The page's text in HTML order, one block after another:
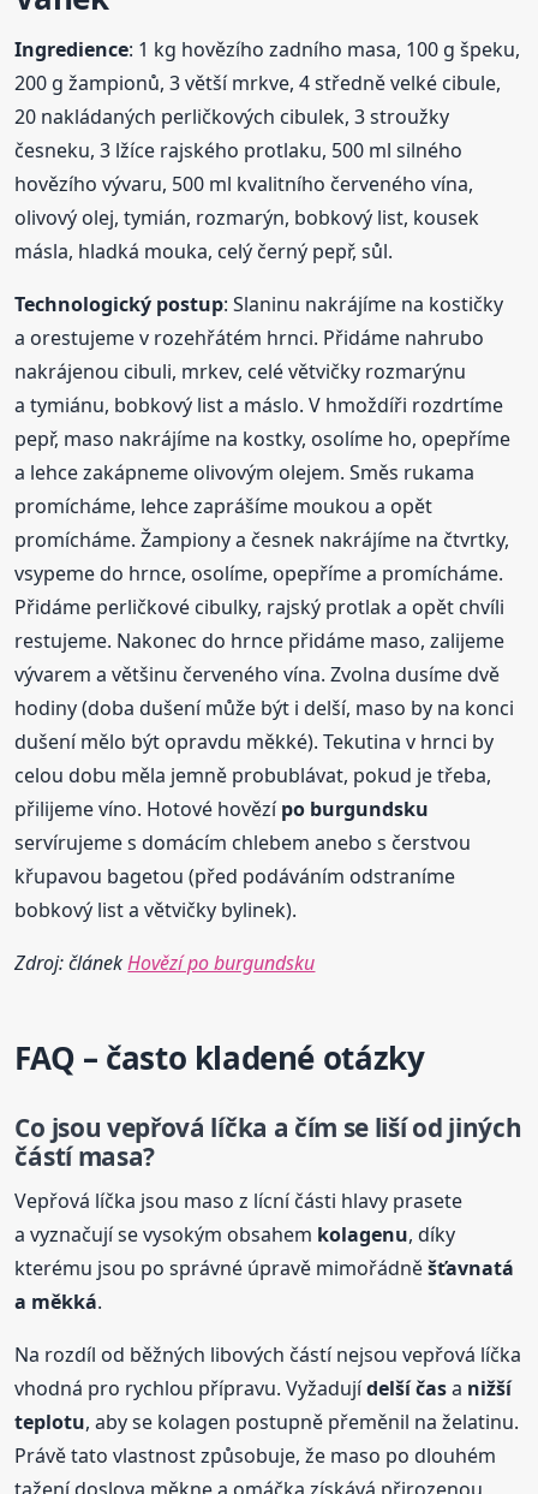
Ingredience: 1 kg hovězího zadního masa, 100 g špeku,
200 g žampionů, 3 větší mrkve, 4 středně velké cibule,
20 nakládaných perličkových cibulek, 3 stroužky
česneku, 3 lžíce rajského protlaku, 500 ml silného
hovězího vývaru, 500 ml kvalitního červeného vína,
olivový olej, tymián, rozmarýn, bobkový list, kousek
másla, hladká mouka, celý černý pepř, sůl.
Technologický postup: Slaninu nakrájíme na kostičky
a orestujeme v rozehřátém hrnci. Přidáme nahrubo
nakrájenou cibuli, mrkev, celé větvičky rozmarýnu
a tymiánu, bobkový list a máslo. V hmoždíři rozdrtíme
pepř, maso nakrájíme na kostky, osolíme ho, opepříme
a lehce zakápneme olivovým olejem. Směs rukama
promícháme, lehce zaprášíme moukou a opět
promícháme. Žampiony a česnek nakrájíme na čtvrtky,
vsypeme do hrnce, osolíme, opepříme a promícháme.
Přidáme perličkové cibulky, rajský protlak a opět chvíli
restujeme. Nakonec do hrnce přidáme maso, zalijeme
vývarem a většinu červeného vína. Zvolna dusíme dvě
hodiny (doba dušení může být i delší, maso by na konci
dušení mělo být opravdu měkké). Tekutina v hrnci by
celou dobu měla jemně probublávat, pokud je třeba,
přilijeme víno. Hotové hovězípo burgundsku
servírujeme s domácím chlebem anebo s čerstvou
křupavou bagetou (před podáváním odstraníme
bobkový list a větvičky bylinek).
Zdroj: článekHovězí po burgundsku
FAQ – často kladené otázky
Co jsou vepřová líčka a čím se liší od jiných
částí masa?
Vepřová líčka jsou maso z lícní části hlavy prasete
a vyznačují se vysokým obsahem kolagenu, díky
kterému jsou po správné úpravě mimořádněšťavnatá
a měkká.
Na rozdíl od běžných libových částí nejsou vepřová líčka
vhodná pro rychlou přípravu. Vyžadujídelší časa nižší
teplotu, aby se kolagen postupně přeměnil na želatinu.
Právě tato vlastnost způsobuje, že maso po dlouhém
tažení doslova měkne a omáčka získává přirozenou